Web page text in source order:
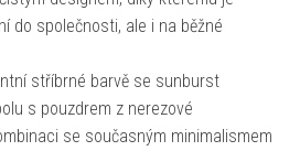
do společnosti, ale i na běžné
stříbrné barvě se sunburst
s pouzdrem z nerezové
se současným minimalismem